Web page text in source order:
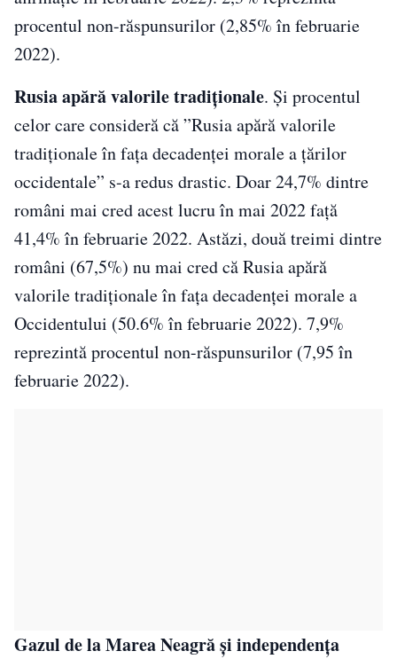
procentul non-răspunsurilor (2,85% în februarie
2022).
Rusia apără valorile tradiționale. Și procentul
celor care consideră că ”Rusia apără valorile
tradiționale în fața decadenței morale a țărilor
occidentale” s-a redus drastic. Doar 24,7% dintre
români mai cred acest lucru în mai 2022 față
41,4% în februarie 2022. Astăzi, două treimi dintre
români (67,5%) nu mai cred că Rusia apără
valorile tradiționale în fața decadenței morale a
Occidentului (50.6% în februarie 2022). 7,9%
reprezintă procentul non-răspunsurilor (7,95 în
februarie 2022).
Gazul de la Marea Neagră și independența